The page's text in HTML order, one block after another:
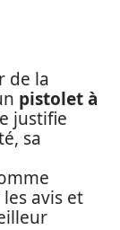
de la
pistolet à
justifie
sa
avis et